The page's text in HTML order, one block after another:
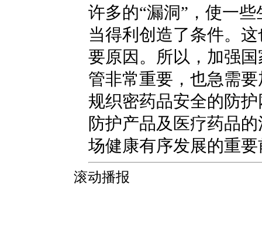
许多的“漏洞”，使一
当得利创造了条件。
要原因。所以，加强
管非常重要，也急需
规织密药品安全的防
防护产品及医疗药品
场健康有序发展的重
滚动播报